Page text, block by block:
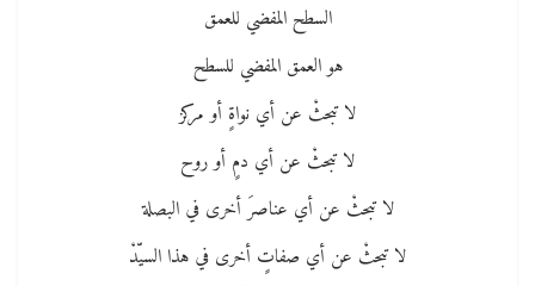
السطح المفضي للعمق
هو العمق المفضي للسطح
لا تبحثْ عن أي نواةٍ أو مركز
لا تبحثْ عن أي دمٍ أو روح
لا تبحثْ عن أي عناصرَ أخرى في البصلة
لا تبحثْ عن أي صفاتٍ أخرى في هذا السيّدْ